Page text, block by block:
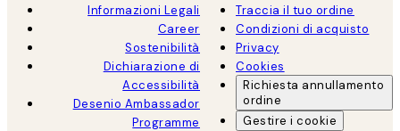
Informazioni Legali
Career
Sostenibilità
Dichiarazione di
Accessibilità
Desenio Ambassador
Programme
Traccia il tuo ordine
Condizioni di acquisto
Privacy
Cookies
Richiesta annullamento
ordine
Gestire i cookie